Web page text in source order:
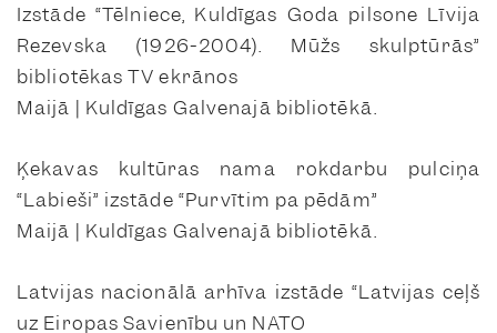
Izstāde “Tēlniece, Kuldīgas Goda pilsone Līvija
Rezevska (1926-2004). Mūžs skulptūrās”
bibliotēkas TV ekrānos
Maijā | Kuldīgas Galvenajā bibliotēkā.
Ķekavas kultūras nama rokdarbu pulciņa
“Labieši” izstāde “Purvītim pa pēdām”
Maijā | Kuldīgas Galvenajā bibliotēkā.
Latvijas nacionālā arhīva izstāde “Latvijas ceļš
uz Eiropas Savienību un NATO